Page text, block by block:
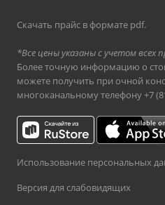
Скачать прайс в формате pdf.
*Все цены указаны с учетом всех
Более точную информацию о
можете получить при очной
многоканальному телефону+7
Использование персональных
Версия для слабовидящих